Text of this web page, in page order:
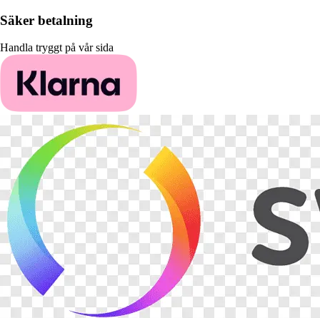
Säker betalning
Handla tryggt på vår sida